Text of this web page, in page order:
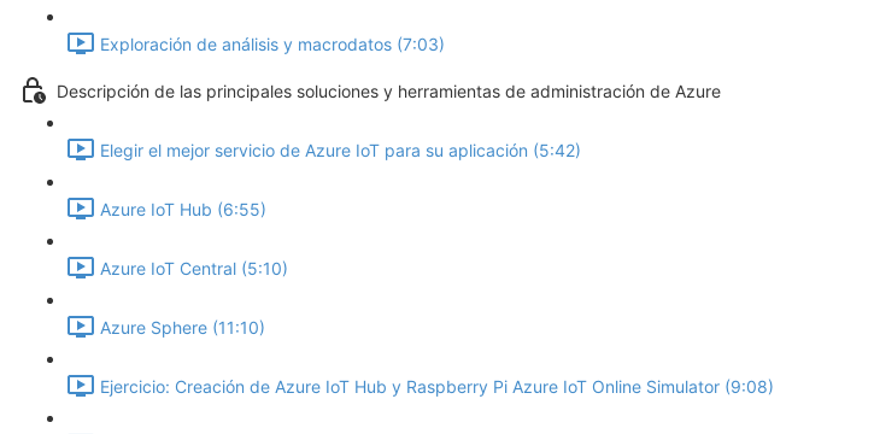
Exploración de análisis y macrodatos (7:03)
Descripción de las principales soluciones y herramientas de administración de Azure
Elegir el mejor servicio de Azure IoT para su aplicación (5:42)
Azure IoT Hub (6:55)
Azure IoT Central (5:10)
Azure Sphere (11:10)
Ejercicio: Creación de Azure IoT Hub y Raspberry Pi Azure IoT Online Simulator (9:08)